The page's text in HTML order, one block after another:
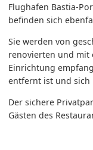
Flughafen Bastia-
befinden sich
Sie werden von
renovierten und mit
Einrichtung
entfernt ist und sich
Der sichere
Gästen des